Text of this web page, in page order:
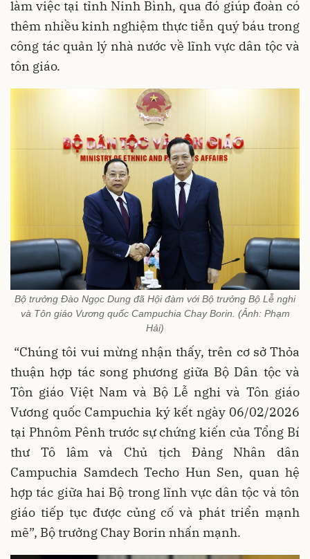
làm việc tại tỉnh Ninh Bình, qua đó giúp đoàn có
thêm nhiều kinh nghiệm thực tiễn quý báu trong
công tác quản lý nhà nước về lĩnh vực dân tộc và
tôn giáo.
Bộ trưởng Đào Ngọc Dung đã Hội đàm với Bộ trưởng Bộ Lễ nghi
và Tôn giáo Vương quốc Campuchia Chay Borin. (Ảnh: Phạm
Hải)
“Chúng tôi vui mừng nhận thấy, trên cơ sở Thỏa
thuận hợp tác song phương giữa Bộ Dân tộc và
Tôn giáo Việt Nam và Bộ Lễ nghi và Tôn giáo
Vương quốc Campuchia ký kết ngày 06/02/2026
tại Phnôm Pênh trước sự chứng kiến của Tổng Bí
thư Tô lâm và Chủ tịch Đảng Nhân dân
Campuchia Samdech Techo Hun Sen, quan hệ
hợp tác giữa hai Bộ trong lĩnh vực dân tộc và tôn
giáo tiếp tục được củng cố và phát triển mạnh
mẽ”, Bộ trưởng Chay Borin nhấn mạnh.